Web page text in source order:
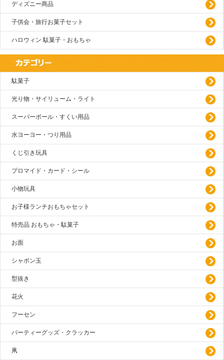
ディズニー商品
子供会・旅行お菓子セット
ハロウィン 駄菓子・おもちゃ
駄菓子
光り物・サイリューム・ライト
スーパーボール・すくい用品
水ヨーヨー・つり用品
くじ引き玩具
プロマイド・カード・シール
小物玩具
お子様ランチおもちゃセット
特売品 おもちゃ・駄菓子
お面
シャボン玉
型抜き
花火
フーセン
パーティーグッズ・クラッカー
凧